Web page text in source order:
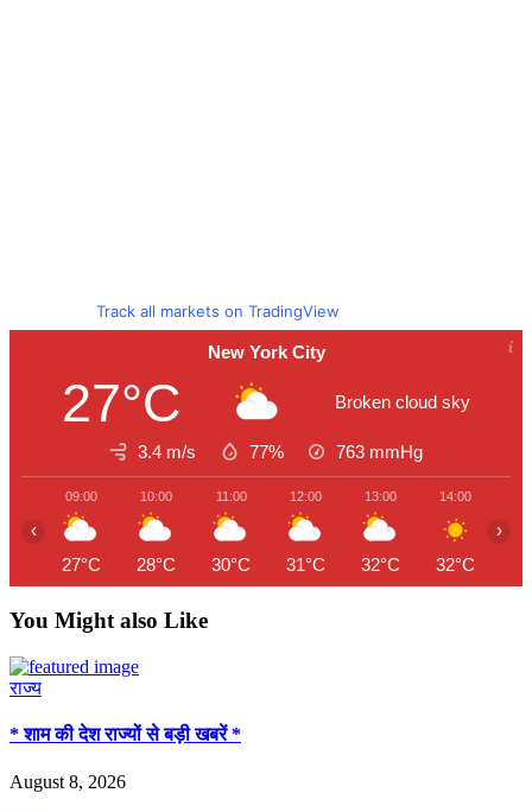
Track all markets on TradingView
New York City
27°C Broken cloud sky
3.4 m/s 77% 763 mmHg
09:00
27°C
10:00
28°C
11:00
30°C
12:00
31°C
13:00
32°C
14:00
32°C
‹ ›
You Might also Like
राज्य
* शाम की देश राज्यों से बड़ी खबरें *
August 8, 2026